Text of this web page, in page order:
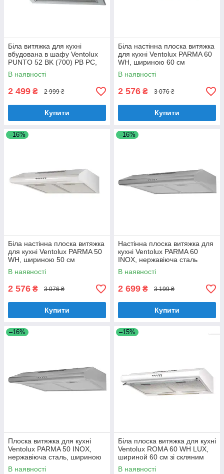
Біла витяжка для кухні
вбудована в шафу Ventolux
PUNTO 52 BK (700) PB PC,
шириною 52 см
В наявності
2 499 ₴ 2 999 ₴
Купити
Біла настінна плоска витяжка
для кухні Ventolux PARMA 60
WH, шириною 60 см
В наявності
2 576 ₴ 3 076 ₴
Купити
–16%
Біла настінна плоска витяжка
для кухні Ventolux PARMA 50
WH, шириною 50 см
В наявності
2 576 ₴ 3 076 ₴
Купити
–16%
Настінна плоска витяжка для
кухні Ventolux PARMA 60
INOX, нержавіюча сталь
шириною 60 см
В наявності
2 699 ₴ 3 199 ₴
Купити
–16%
Плоска витяжка для кухні
Ventolux PARMA 50 INOX,
нержавіюча сталь, шириною
50 см, під навісну шафу
В наявності
–15%
Біла плоска витяжка для кухні
Ventolux ROMA 60 WH LUX,
шириной 60 см зі скляним
козирком
В наявності